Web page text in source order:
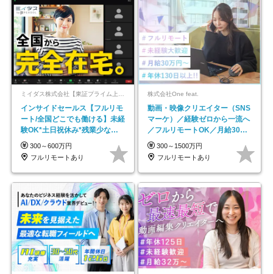
インサイドセールス【フルリモ
ート/全国どこでも働ける】未経
験OK*土日祝休み*残業少なめ*
在宅勤務手当あり
300～600万円
フルリモートあり
株式会社One feat.
動画・映像クリエイター（SNS
マーケ）／経験ゼロから一流へ
／フルリモートOK／月給30万
円～／年休130日以上
300～1500万円
フルリモートあり